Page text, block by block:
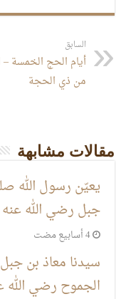
السابق
أيام الحج الخمسة –
من ذي الحجة
مقالات مشابهة
يعيّن رسول الله
جبل رضي الله عنه
‏4 أسابيع مضت
سيدنا معاذ بن
الجموح رضي الله